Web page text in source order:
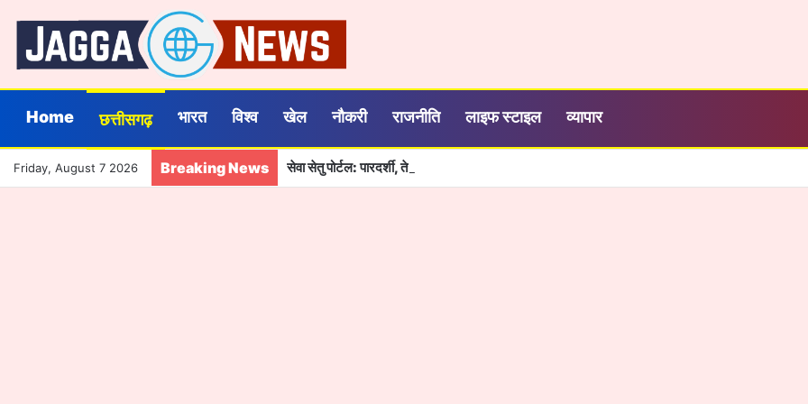
Home छत्तीसगढ़ भारत विश्व खेल नौकरी राजनीति लाइफ स्टाइल व्यापार
Friday, August 7 2026 Breaking News सेवा सेतु पोर्टल: पारदर्शी, तेज और आसान हुई सरकारी सेवाओं की व्यवस्था